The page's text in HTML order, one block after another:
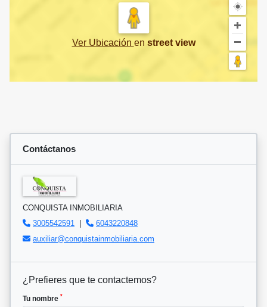
Ver Ubicación en street view
Contáctanos
CONQUISTA INMOBILIARIA
3005542591
|
6043220848
auxiliar@conquistainmobiliaria.com
¿Prefieres que te contactemos?
Tu nombre *